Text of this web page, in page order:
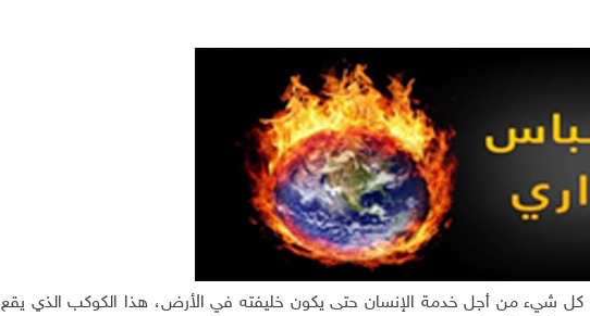
شيء من أجل خدمة الإنسان حتى يكون خليفته في الأرض، هذا الكوكب الذي يقع